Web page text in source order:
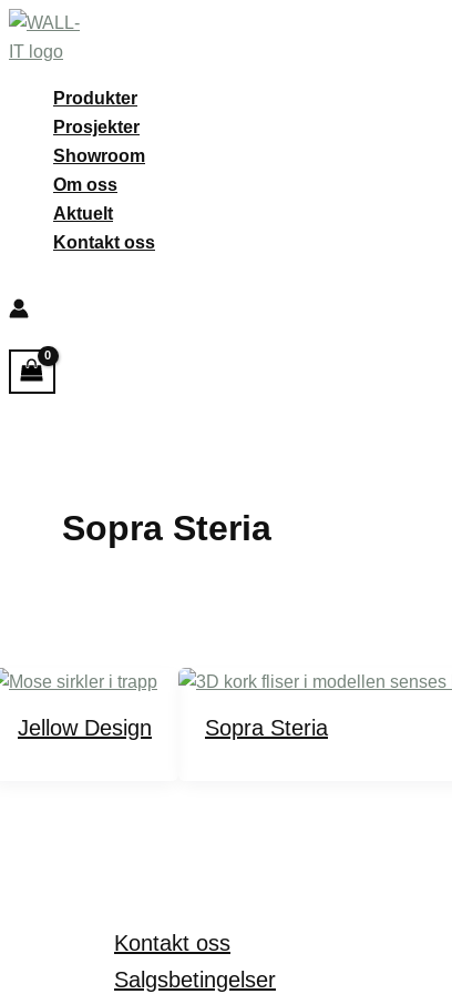
Hopp
rett
innholdet
Produkter
Prosjekter
Showroom
Om oss
Aktuelt
Kontakt oss
Sopra Steria
Jellow Design Sopra Steria
Kontakt oss
Salgsbetingelser